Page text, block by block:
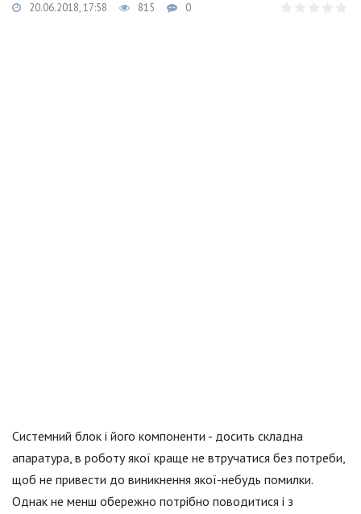
20.06.2018, 17:58 815 0
Системний блок і його компоненти - досить складна
апаратура, в роботу якої краще не втручатися без потреби,
щоб не привести до виникнення якої-небудь помилки.
Однак не менш обережно потрібно поводитися і з